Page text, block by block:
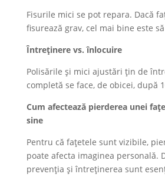
Fisurile mici se pot repara. Dacă
fisurează grav, cel mai bine este
Întreținere vs. înlocuire
Polisările și mici ajustări țin de
completă se face, de obicei, după
Cum afectează pierderea unei
sine
Pentru că fațetele sunt vizibile,
poate afecta imaginea personală.
prevenția și întreținerea sunt